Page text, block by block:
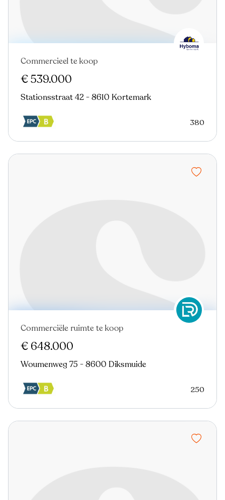
Commercieel te koop
€ 539.000
Stationsstraat 42 - 8610 Kortemark
380
Commerciële ruimte te koop
€ 648.000
Woumenweg 75 - 8600 Diksmuide
250